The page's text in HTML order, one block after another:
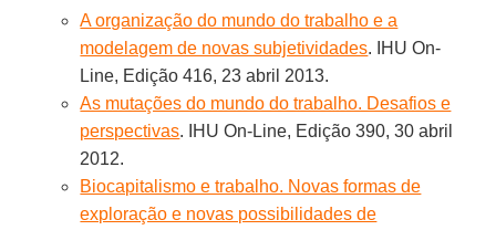
A organização do mundo do trabalho e a
modelagem de novas subjetividades. IHU On-
Line, Edição 416, 23 abril 2013.
As mutações do mundo do trabalho. Desafios e
perspectivas. IHU On-Line, Edição 390, 30 abril
2012.
Biocapitalismo e trabalho. Novas formas de
exploração e novas possibilidades de